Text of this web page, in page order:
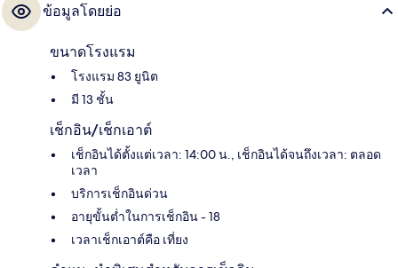
ข้อมูลโดยย่อ
ขนาดโรงแรม
โรงแรม 83 ยูนิต
มี 13 ชั้น
เช็กอิน/เช็กเอาต์
เช็กอินได้ตั้งแต่เวลา: 14:00 น., เช็กอินได้จนถึงเวลา: ตลอด
เวลา
บริการเช็กอินด่วน
อายุขั้นต่ำในการเช็กอิน - 18
เวลาเช็กเอาต์คือ เที่ยง